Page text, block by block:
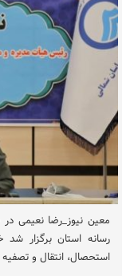
معین نیوز_رضا نعیمی
رسانه استان برگزار
استحصال، انتقال و تصفیه